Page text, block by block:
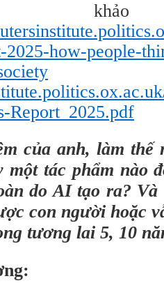
2025-how-people-
Report_2025.pdf
của anh, làm thế
một tác phẩm nào
do AI tạo ra?
con người hoặc
tương lai 5, 10